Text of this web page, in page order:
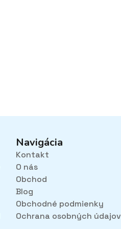
Navigácia
Kontakt
O nás
Obchod
Blog
Obchodné podmienky
Ochrana osobných údajov